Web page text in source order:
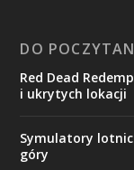
DO
Red Dead
i ukrytych lokacji
Symulatory
góry